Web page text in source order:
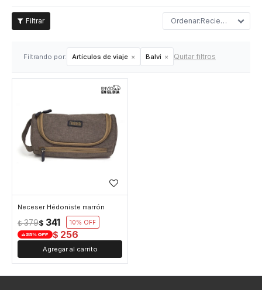
Recientes
Filtrando por: Artículos de viaje Balvi Quitar filtros
Neceser Hédoniste marrón
$ 341
$ 379 10
$ 256